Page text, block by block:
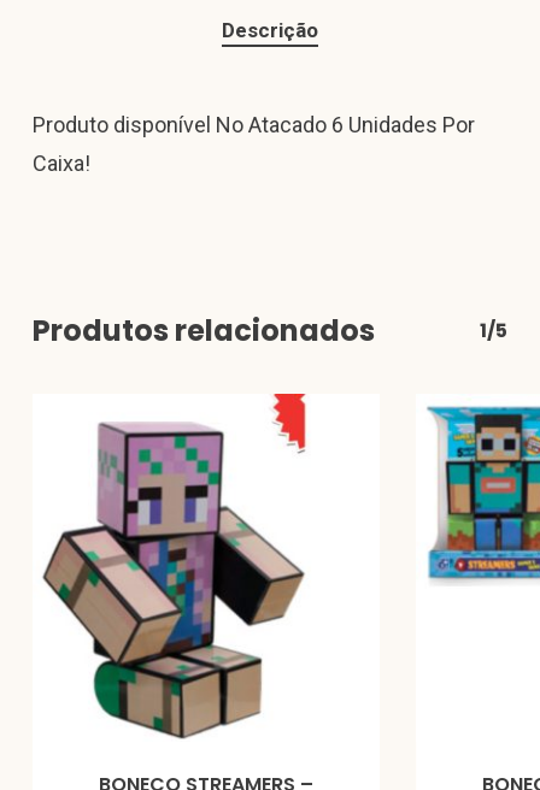
Descrição
Produto disponível No Atacado 6 Unidades Por
Caixa!
Produtos relacionados 1/5
BONECO STREAMERS –